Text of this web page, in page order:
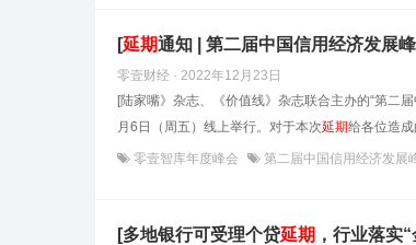
[延期通知 | 第二届中国信用经济发展
零壹财经 · 2022年12月23日
[陆家嘴》杂志、《价值线》杂志联合主办的“第二
月6日（周五）线上举行。对于本次延期给各位造成
零壹智库年度峰会 第二届中国信用经济发展
[多地银行可受理个贷延期 ，行业落实